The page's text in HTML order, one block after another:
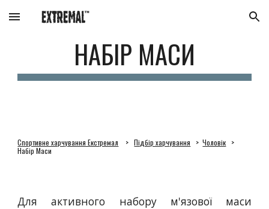
Skip to main content Skip to navigation
НАБІР МАСИ
Спортивне харчування Екстремал >Підбір харчування >Чоловік >
Набір Маси
Для активного набору м'язової маси